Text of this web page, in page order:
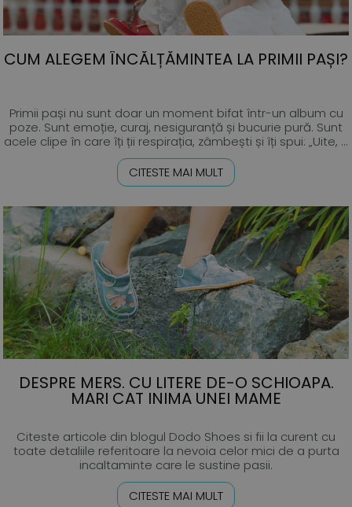
CUM ALEGEM ÎNCĂLȚĂMINTEA LA PRIMII PAȘI?
Primii pași nu sunt doar un moment bifat într-un album cu
poze. Sunt emoție, curaj, nesiguranță și bucurie pură. Sunt
acele clipe în care îți ții respirația, zâmbești și îți spui: „Uite, ...
CITESTE MAI MULT
DESPRE MERS. CU LITERE DE-O SCHIOAPA.
MARI CAT INIMA UNEI MAME
Citeste articole din blogul Dodo Shoes si fii la curent cu
toate detaliile referitoare la nevoia celor mici de a purta
incaltaminte care le sustine pasii.
CITESTE MAI MULT